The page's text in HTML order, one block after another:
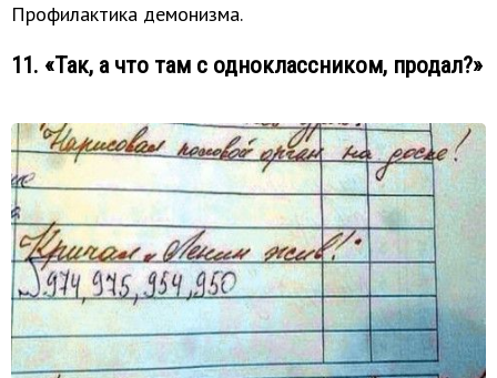
Профилактика демонизма.
11. «Так, а что там с одноклассником, продал?»